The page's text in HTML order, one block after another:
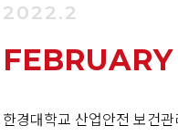
2022.2
FEBRUARY
한경대학교 산업안전 보건